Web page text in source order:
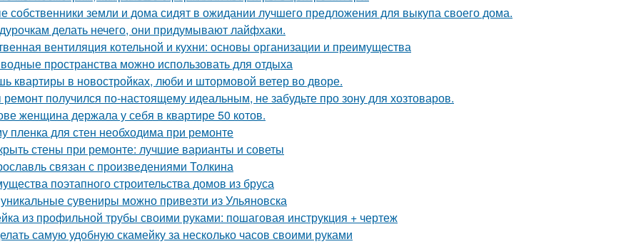
собственники земли и дома сидят в ожидании лучшего предложения для выкупа своего дома.
делать нечего, они придумывают лайфхаки.
вентиляция котельной и кухни: основы организации и преимущества
пространства можно использовать для отдыха
квартиры в новостройках, люби и штормовой ветер во дворе.
получился по-настоящему идеальным, не забудьте про зону для хозтоваров.
женщина держала у себя в квартире 50 котов.
пленка для стен необходима при ремонте
стены при ремонте: лучшие варианты и советы
связан с произведениями Толкина
поэтапного строительства домов из бруса
сувениры можно привезти из Ульяновска
из профильной трубы своими руками: пошаговая инструкция + чертеж
самую удобную скамейку за несколько часов своими руками